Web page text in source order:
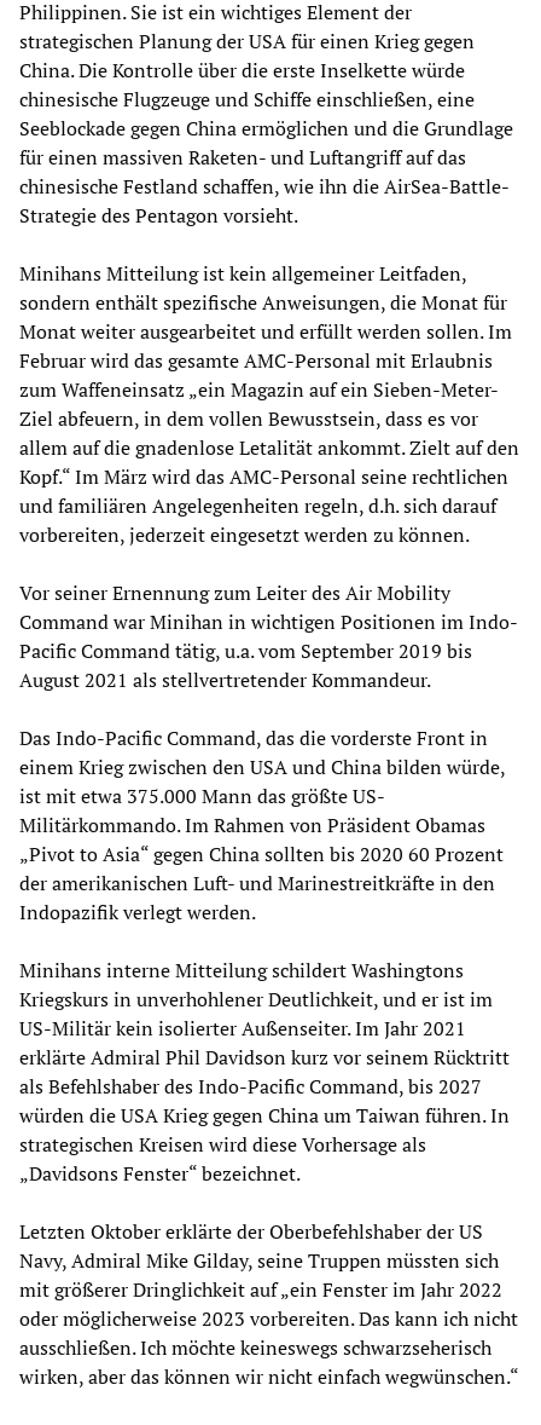
Philippinen. Sie ist ein wichtiges Element der
strategischen Planung der USA für einen Krieg gegen
China. Die Kontrolle über die erste Inselkette würde
chinesische Flugzeuge und Schiffe einschließen, eine
Seeblockade gegen China ermöglichen und die Grundlage
für einen massiven Raketen- und Luftangriff auf das
chinesische Festland schaffen, wie ihn die AirSea-Battle-
Strategie des Pentagon vorsieht.
Minihans Mitteilung ist kein allgemeiner Leitfaden,
sondern enthält spezifische Anweisungen, die Monat für
Monat weiter ausgearbeitet und erfüllt werden sollen. Im
Februar wird das gesamte AMC-Personal mit Erlaubnis
zum Waffeneinsatz „ein Magazin auf ein Sieben-Meter-
Ziel abfeuern, in dem vollen Bewusstsein, dass es vor
allem auf die gnadenlose Letalität ankommt. Zielt auf den
Kopf.“ Im März wird das AMC-Personal seine rechtlichen
und familiären Angelegenheiten regeln, d.h. sich darauf
vorbereiten, jederzeit eingesetzt werden zu können.
Vor seiner Ernennung zum Leiter des Air Mobility
Command war Minihan in wichtigen Positionen im Indo-
Pacific Command tätig, u.a. vom September 2019 bis
August 2021 als stellvertretender Kommandeur.
Das Indo-Pacific Command, das die vorderste Front in
einem Krieg zwischen den USA und China bilden würde,
ist mit etwa 375.000 Mann das größte US-
Militärkommando. Im Rahmen von Präsident Obamas
„Pivot to Asia“ gegen China sollten bis 2020 60 Prozent
der amerikanischen Luft- und Marinestreitkräfte in den
Indopazifik verlegt werden.
Minihans interne Mitteilung schildert Washingtons
Kriegskurs in unverhohlener Deutlichkeit, und er ist im
US-Militär kein isolierter Außenseiter. Im Jahr 2021
erklärte Admiral Phil Davidson kurz vor seinem Rücktritt
als Befehlshaber des Indo-Pacific Command, bis 2027
würden die USA Krieg gegen China um Taiwan führen. In
strategischen Kreisen wird diese Vorhersage als
„Davidsons Fenster“ bezeichnet.
Letzten Oktober erklärte der Oberbefehlshaber der US
Navy, Admiral Mike Gilday, seine Truppen müssten sich
mit größerer Dringlichkeit auf „ein Fenster im Jahr 2022
oder möglicherweise 2023 vorbereiten. Das kann ich nicht
ausschließen. Ich möchte keineswegs schwarzseherisch
wirken, aber das können wir nicht einfach wegwünschen.“